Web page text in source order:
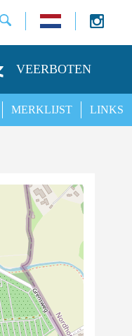
VEERBOTEN
LINKS
MERKLIJST